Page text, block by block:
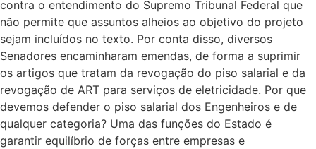
contra o entendimento do Supremo Tribunal Federal que
não permite que assuntos alheios ao objetivo do projeto
sejam incluídos no texto. Por conta disso, diversos
Senadores encaminharam emendas, de forma a suprimir
os artigos que tratam da revogação do piso salarial e da
revogação de ART para serviços de eletricidade. Por que
devemos defender o piso salarial dos Engenheiros e de
qualquer categoria? Uma das funções do Estado é
garantir equilíbrio de forças entre empresas e